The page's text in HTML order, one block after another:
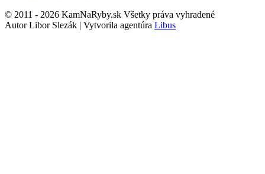
© 2011 - 2026 KamNaRyby.sk Všetky práva vyhradené
Autor Libor Slezák | Vytvorila agentúra Libus